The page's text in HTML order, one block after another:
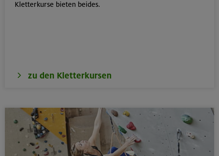
Kletterkurse bieten beides.
zu den Kletterkursen